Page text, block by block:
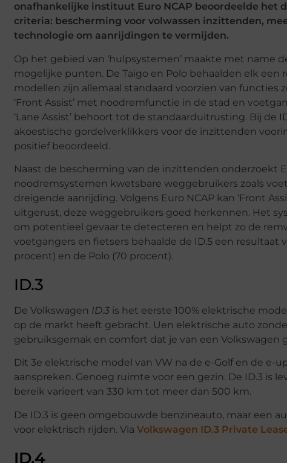
onafhankelijke instituut Euro NCAP beoordeelde het
criteria: bescherming voor volwassen inzittenden,
technologie om aanrijdingen te vermijden.
Op het gebied van ‘hulpsystemen’ maakte met name
mogelijke punten. De Taigo en Polo behaalden elk een
modellen zijn allemaal standaard voorzien van
‘Front Assist’ met noodremfunctie in de stad en
‘Lane Assist’ behoort tot de standaarduitrusting. Bij de
akoestische gordelverklikkers voor de inzittenden
positief beoordeeld.
Naast de bescherming van de inzittenden onderzoekt
noodremsystemen kwetsbare weggebruikers zoals
dreigende aanrijding. Volgens Euro NCAP kan ‘Front
uitgerust, deze weggebruikers goed herkennen. Het
om potentieel gevaar te detecteren en helpt zo de
voetgangers en fietsers behaalde de ID.5 een resultaat
procent) en de Polo (70 procent).
ID.3
De Volkswagen ID.3 is het eerste 100% elektrische
op de markt heeft gebracht. Uen elektrische auto
gebruiksgemak en comfort dat je van een Volkswagen
Dit 3e elektrische model van VW na de e-Golf en de e-
aanspreken. Genoeg ruimte voor een gezin. De ID.3 is
bereik varieert van 330 km tot meer dan 500 km.
De ID.3 is geen omgebouwde benzineauto, maar een
voor elektrisch rijden. Via Volkswagen ID.3 Private
ID.4